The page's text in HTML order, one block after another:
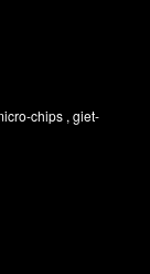
chips , giet-